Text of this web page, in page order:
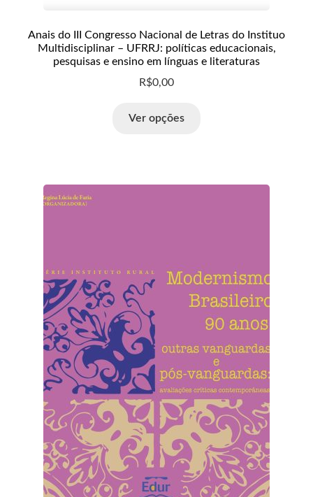
Anais do III Congresso Nacional de Letras do Instituo
Multidisciplinar – UFRRJ: políticas educacionais,
pesquisas e ensino em línguas e literaturas
R$0,00
Ver opções